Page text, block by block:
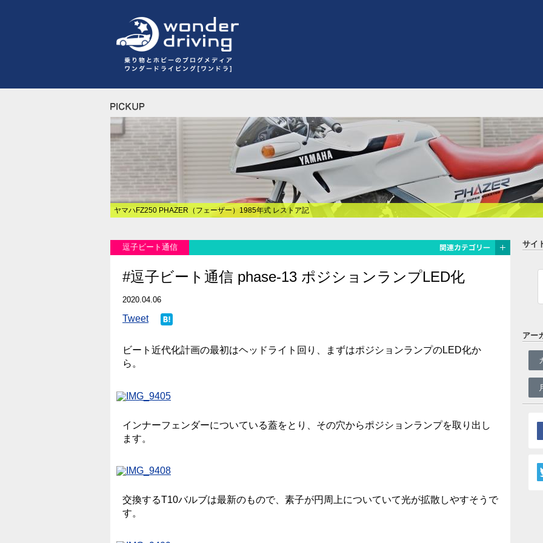
ヤマハFZ250 PHAZER（フェーザー）1985年式 レストア記
逗子ビート通信
#逗子ビート通信 phase-13 ポジションランプLED化
2020.04.06
Tweet
ビート近代化計画の最初はヘッドライト回り、まずはポジションランプのLED化か
ら。
インナーフェンダーについている蓋をとり、その穴からポジションランプを取り出し
ます。
交換するT10バルブは最新のもので、素子が円周上についていて光が拡散しやすそうで
す。
サイ
アー